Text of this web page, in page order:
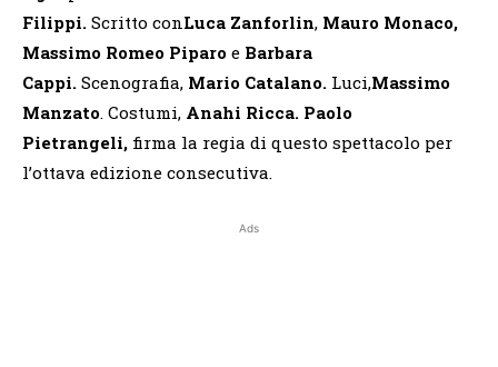
Filippi. Scritto conLuca Zanforlin, Mauro Monaco,
Massimo Romeo Piparo e Barbara
Cappi. Scenografia, Mario Catalano. Luci,Massimo
Manzato. Costumi, Anahi Ricca. Paolo
Pietrangeli, firma la regia di questo spettacolo per
l’ottava edizione consecutiva.
Ads